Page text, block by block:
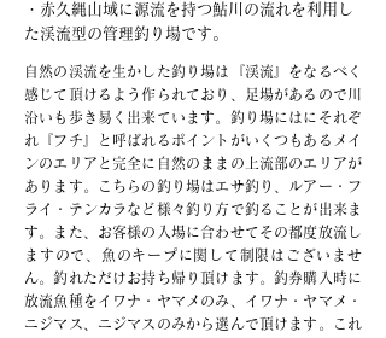
・赤久縄山域に源流を持つ鮎川の流れを利用し
た渓流型の管理釣り場です。
自然の渓流を生かした釣り場は『渓流』をなるべく
感じて頂けるよう作られており、足場があるので川
沿いも歩き易く出来ています。釣り場にはにそれぞ
れ『フチ』と呼ばれるポイントがいくつもあるメイ
ンのエリアと完全に自然のままの上流部のエリアが
あります。こちらの釣り場はエサ釣り、ルアー・フ
ライ・テンカラなど様々釣り方で釣ることが出来ま
す。また、お客様の入場に合わせてその都度放流し
ますので、魚のキープに関して制限はございませ
ん。釣れただけお持ち帰り頂けます。釣券購入時に
放流魚種をイワナ・ヤマメのみ、イワナ・ヤマメ・
ニジマス、ニジマスのみから選んで頂けます。これ